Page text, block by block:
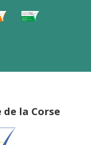
la Corse